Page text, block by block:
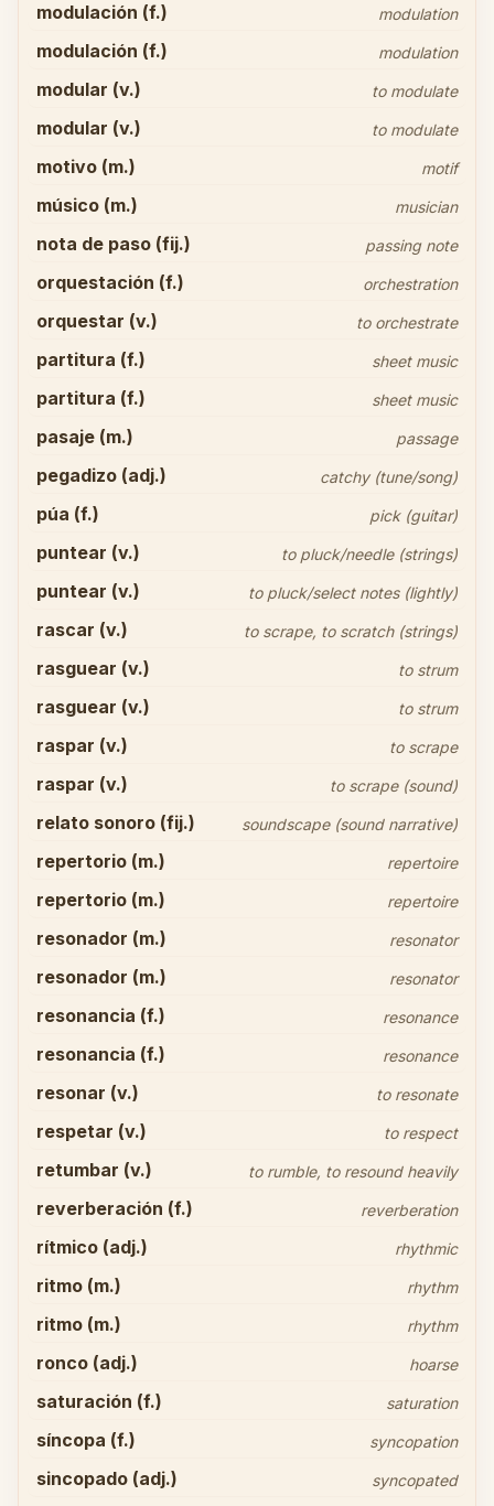
modulación (f.) modulation
modulación (f.) modulation
modular (v.) to modulate
modular (v.) to modulate
motivo (m.) motif
músico (m.) musician
nota de paso (fij.) passing note
orquestación (f.) orchestration
orquestar (v.) to orchestrate
partitura (f.) sheet music
partitura (f.) sheet music
pasaje (m.) passage
pegadizo (adj.) catchy (tune/song)
púa (f.) pick (guitar)
puntear (v.) to pluck/needle (strings)
puntear (v.) to pluck/select notes (lightly)
rascar (v.) to scrape, to scratch (strings)
rasguear (v.) to strum
rasguear (v.) to strum
raspar (v.) to scrape
raspar (v.) to scrape (sound)
relato sonoro (fij.) soundscape (sound narrative)
repertorio (m.) repertoire
repertorio (m.) repertoire
resonador (m.) resonator
resonador (m.) resonator
resonancia (f.) resonance
resonancia (f.) resonance
resonar (v.) to resonate
respetar (v.) to respect
retumbar (v.) to rumble, to resound heavily
reverberación (f.) reverberation
rítmico (adj.) rhythmic
ritmo (m.) rhythm
ritmo (m.) rhythm
ronco (adj.) hoarse
saturación (f.) saturation
síncopa (f.) syncopation
sincopado (adj.) syncopated